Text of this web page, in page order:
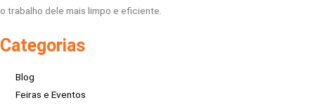
o trabalho dele mais limpo e eficiente.
Categorias
Blog
Feiras e Eventos